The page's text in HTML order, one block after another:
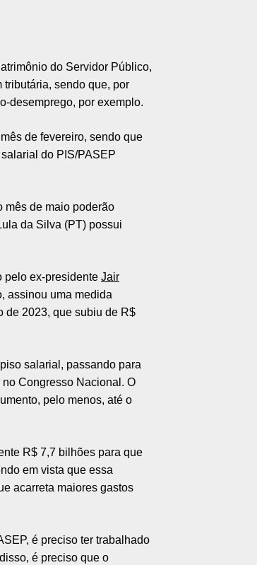
do Servidor Público,
sendo que, por
desemprego, por exemplo.
de fevereiro, sendo que
do PIS/PASEP
mês de maio poderão
da Silva (PT) possui
pelo ex-presidente Jair
assinou uma medida
de 2023, que subiu de R$
salarial, passando para
Congresso Nacional. O
pelo menos, até o
R$ 7,7 bilhões para que
em vista que essa
acarreta maiores gastos
é preciso ter trabalhado
é preciso que o